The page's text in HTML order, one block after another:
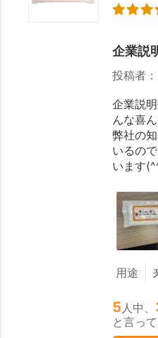
企業説
投稿者：
企業説
んな喜
弊社の
いるの
います
用途
5 人中、
と言って